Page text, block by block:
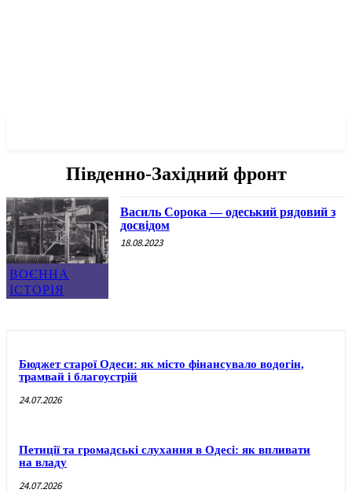
Південно-Західний фронт
ВОЄННА
ІСТОРІЯ
Василь Сорока — одеський рядовий з
досвідом
18.08.2023
Бюджет старої Одеси: як місто фінансувало водогін,
трамвай і благоустрій
24.07.2026
Петиції та громадські слухання в Одесі: як впливати
на владу
24.07.2026